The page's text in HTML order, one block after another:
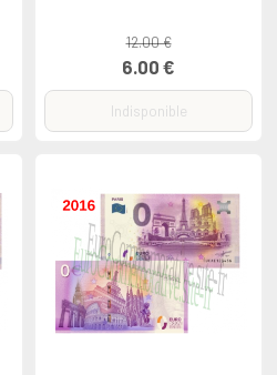
12.00 €
6.00 €
Indisponible